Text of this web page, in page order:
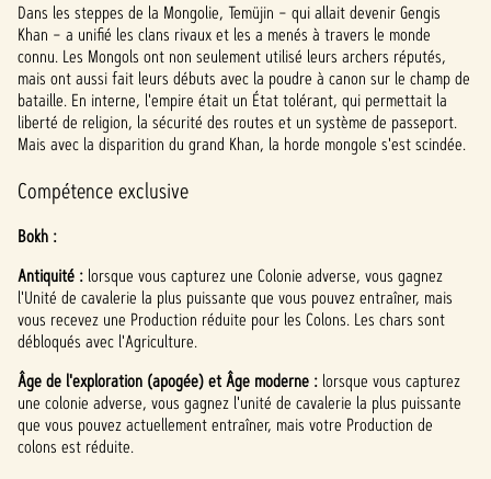
Dans les steppes de la Mongolie, Temüjin – qui allait devenir Gengis
Khan – a unifié les clans rivaux et les a menés à travers le monde
connu. Les Mongols ont non seulement utilisé leurs archers réputés,
mais ont aussi fait leurs débuts avec la poudre à canon sur le champ de
bataille. En interne, l'empire était un État tolérant, qui permettait la
liberté de religion, la sécurité des routes et un système de passeport.
Mais avec la disparition du grand Khan, la horde mongole s'est scindée.
Compétence exclusive
Bokh :
Antiquité : lorsque vous capturez une Colonie adverse, vous gagnez
l'Unité de cavalerie la plus puissante que vous pouvez entraîner, mais
vous recevez une Production réduite pour les Colons. Les chars sont
débloqués avec l'Agriculture.
Âge de l'exploration (apogée) et Âge moderne : lorsque vous capturez
une colonie adverse, vous gagnez l'unité de cavalerie la plus puissante
que vous pouvez actuellement entraîner, mais votre Production de
colons est réduite.